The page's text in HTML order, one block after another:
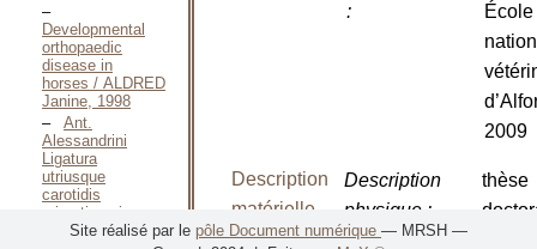
Developmental
orthopaedic
disease in
horses / ALDRED
Janine, 1998
Ant.
Alessandrini
Ligatura
utriusque
carotidis
primativae in
Equo
:
École
2009
Description
matérielle
Description
physique:
thèse
Site réalisé par le pôle Document numérique — MRSH —